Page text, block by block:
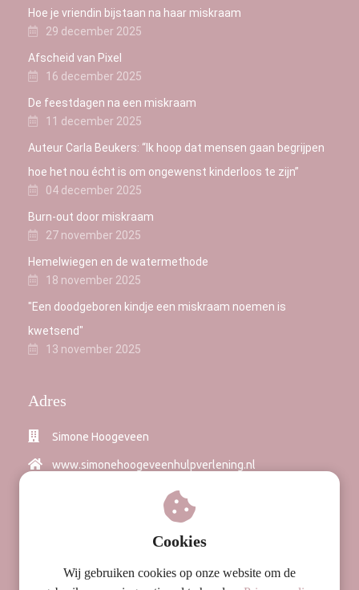
Hoe je vriendin bijstaan na haar miskraam
29 december 2025
Afscheid van Pixel
16 december 2025
De feestdagen na een miskraam
11 december 2025
Auteur Carla Beukers: “Ik hoop dat mensen gaan begrijpen
hoe het nou écht is om ongewenst kinderloos te zijn”
04 december 2025
Burn-out door miskraam
27 november 2025
Hemelwiegen en de watermethode
18 november 2025
"Een doodgeboren kindje een miskraam noemen is
kwetsend"
13 november 2025
Adres
Simone Hoogeveen
www.simonehoogeveenhulpverlening.nl
team@miskraamverwerken.nl
Cookies
Wij gebruiken cookies op onze website om de